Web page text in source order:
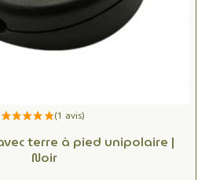
terre à pied unipolaire |
Noir